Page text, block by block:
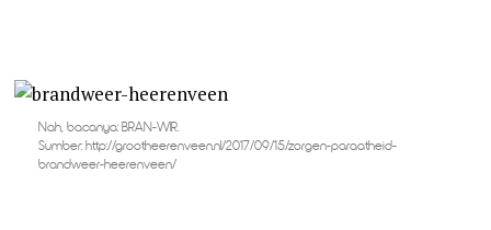
Nah, bacanya: BRAN-WIR.
Sumber: http://grootheerenveen.nl/2017/09/15/zorgen-paraatheid-
brandweer-heerenveen/